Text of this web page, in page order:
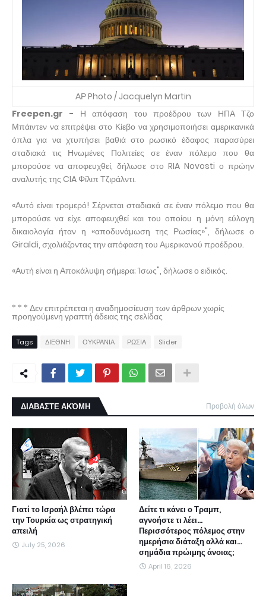
ΑΡ Photo / Jacquelyn Martin
Freepen.gr - Η απόφαση του προέδρου των ΗΠΑ Τζο
Μπάιντεν να επιτρέψει στο Κίεβο να χρησιμοποιήσει αμερικανικά
όπλα για να χτυπήσει βαθιά στο ρωσικό έδαφος παρασύρει
σταδιακά τις Ηνωμένες Πολιτείες σε έναν πόλεμο που θα
μπορούσε να αποφευχθεί, δήλωσε στο RIA Novosti ο πρώην
αναλυτής της CIA Φίλιπ Τζιράλντι.
«Αυτό είναι τρομερό! Σέρνεται σταδιακά σε έναν πόλεμο που θα
μπορούσε να είχε αποφευχθεί και του οποίου η μόνη εύλογη
δικαιολογία ήταν η «αποδυνάμωση της Ρωσίας»", δήλωσε ο
Giraldi, σχολιάζοντας την απόφαση του Αμερικανού προέδρου.
«Αυτή είναι η Αποκάλυψη σήμερα; Ίσως", δήλωσε ο ειδικός.
* * * Δεν επιτρέπεται η αναδημοσίευση των άρθρων χωρίς
προηγούμενη γραπτή άδειας της σελίδας
Tags ΔΙΕΘΝΗ ΟΥΚΡΑΝΙΑ ΡΩΣΙΑ Slider
ΔΙΑΒΑΣΤΕ ΑΚΌΜΗ Προβολή όλων
Γιατί το Ισραήλ βλέπει τώρα
την Τουρκία ως στρατηγική
απειλή
July 25, 2026
Δείτε τι κάνει ο Τραμπ,
αγνοήστε τι λέει...
Περισσότερος πόλεμος στην
ημερήσια διάταξη αλλά και...
σημάδια πρώιμης άνοιας;
April 16, 2026